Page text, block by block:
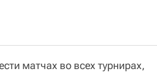
матчах во всех турнирах,